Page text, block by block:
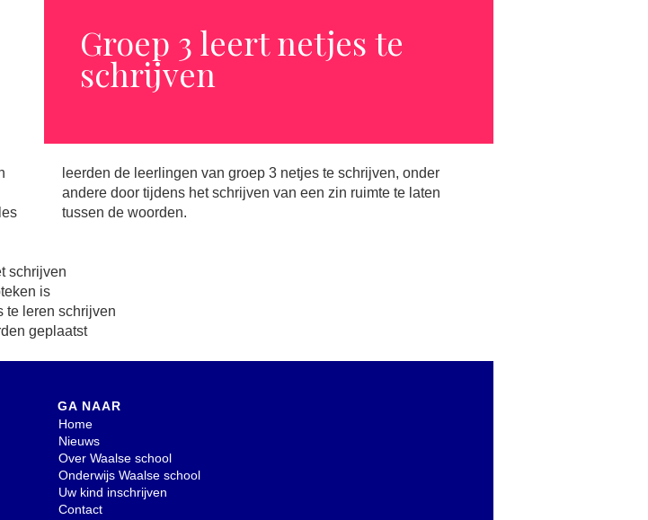
Groep 3 leert netjes te
schrijven
tussen de woorden.
schrijven
is
te leren schrijven
geplaatst
GA NAAR
Home
Nieuws
Over Waalse school
Onderwijs Waalse school
Uw kind inschrijven
Contact